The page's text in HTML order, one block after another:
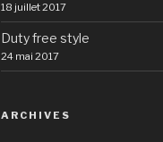
18 juillet 2017
Duty free style
24 mai 2017
ARCHIVES